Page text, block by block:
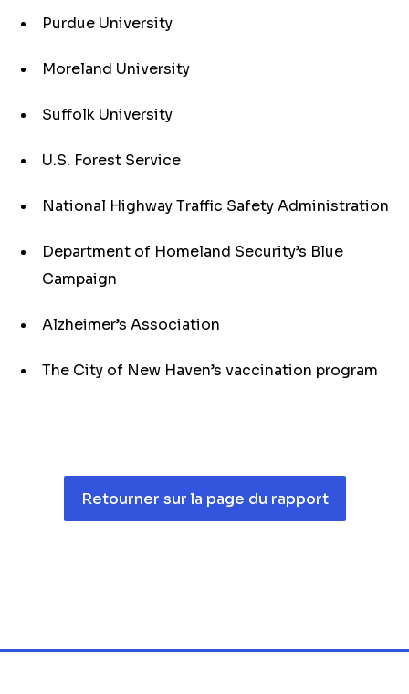
Purdue University
Moreland University
Suffolk University
U.S. Forest Service
National Highway Traffic Safety Administration
Department of Homeland Security’s Blue
Campaign
Alzheimer’s Association
The City of New Haven’s vaccination program
Retourner sur la page du rapport